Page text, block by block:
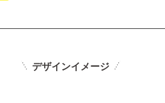
デザインイメージ